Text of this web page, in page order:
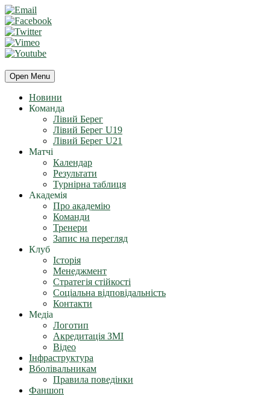
Open Menu
Новини
Команда
Лівий Берег
Лівий Берег U19
Лівий Берег U21
Матчі
Календар
Результати
Турнірна таблиця
Академія
Про академію
Команди
Тренери
Запис на перегляд
Клуб
Історія
Менеджмент
Стратегія стійкості
Соціальна відповідальність
Контакти
Медіа
Логотип
Акредитація ЗМІ
Відео
Інфраструктура
Вболівальникам
Правила поведінки
Фаншоп